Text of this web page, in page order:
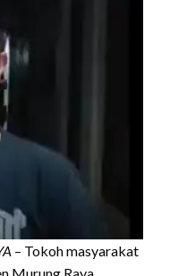
– Tokoh masyarakat